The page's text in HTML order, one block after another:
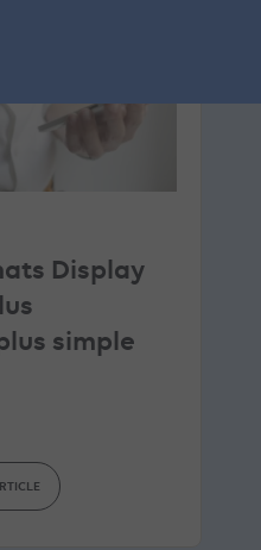
Display
simple